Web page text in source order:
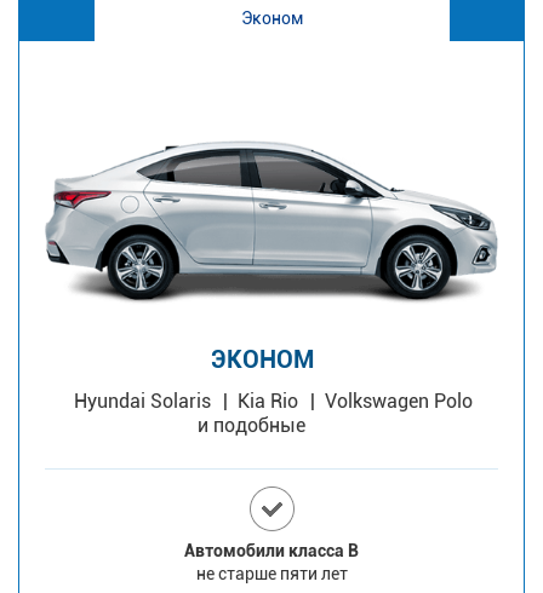
Эконом
ЭКОНОМ
Hyundai Solaris Kia Rio
Volkswagen Polo
и подобные
Автомобили класса В
не старше пяти лет